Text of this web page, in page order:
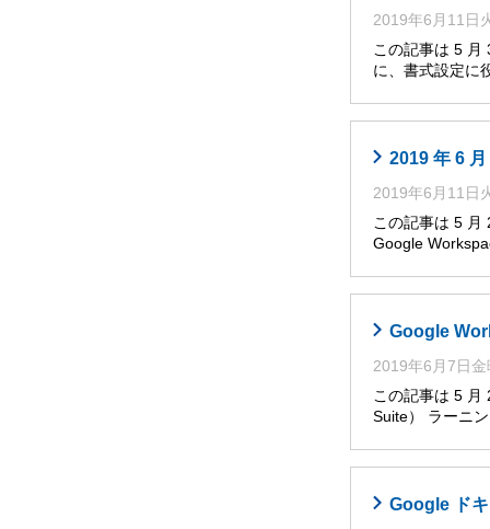
2019年6月11日
この記事は 5 月
に、書式設定に
2019 年 6
2019年6月11日
この記事は 5 月
Google
Google
2019年6月7日金
この記事は 5 月
Suite） ラーニ
Google ド